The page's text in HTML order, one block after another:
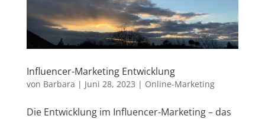
Influencer-Marketing Entwicklung
von Barbara | Juni 28, 2023 | Online-Marketing
Die Entwicklung im Influencer-Marketing – das